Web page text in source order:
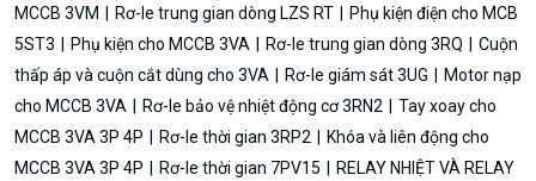
MCCB 3VM
Rơ-le trung gian dòng LZS RT
Phụ kiện điện cho MCB
5ST3
Phụ kiện cho MCCB 3VA Rơ-le trung gian dòng 3RQ
Cuộn
thấp áp và cuộn cắt dùng cho 3VA
Rơ-le giám sát 3UG
Motor nạp
cho MCCB 3VA
Rơ-le bảo vệ nhiệt động cơ 3RN2
Tay xoay cho
MCCB 3VA 3P 4P
Rơ-le thời gian 3RP2
Khóa và liên động cho
MCCB 3VA 3P 4P
Rơ-le thời gian 7PV15
RELAY NHIỆT VÀ RELAY